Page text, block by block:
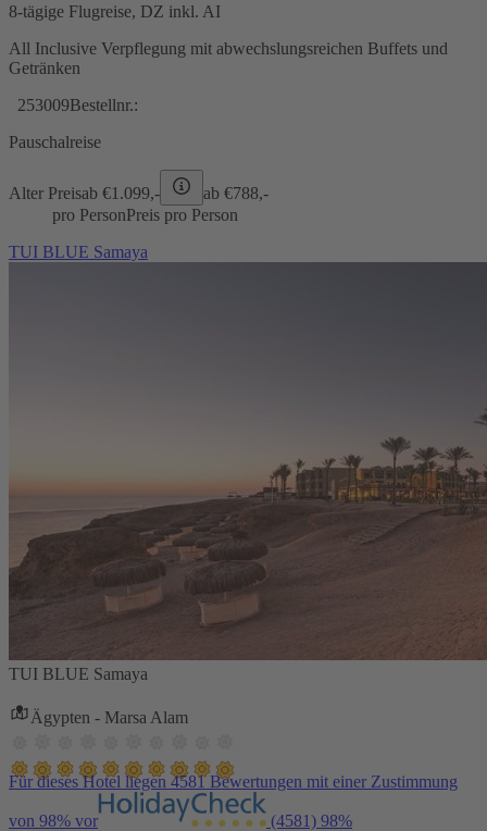
8-tägige Flugreise, DZ inkl. AI
All Inclusive Verpflegung mit abwechslungsreichen Buffets und
Getränken
253009Bestellnr.:
Pauschalreise
Alter Preisab €1.099,- ab €788,-
pro PersonPreis pro Person
TUI BLUE Samaya
TUI BLUE Samaya
Ägypten - Marsa Alam
Für dieses Hotel liegen 4581 Bewertungen mit einer Zustimmung
von 98% vor (4581) 98%